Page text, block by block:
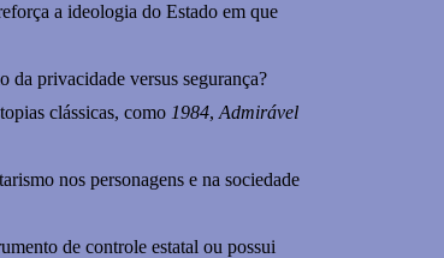
a ideologia do Estado em que
da privacidade versus segurança?
clássicas, como 1984, Admirável
nos personagens e na sociedade
de controle estatal ou possui